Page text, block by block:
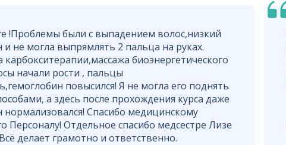
!Проблемы были с выпадением волос,низкий
и не могла выпрямлять 2 пальца на руках.
карбокситерапии,массажа биоэнергетического
начали рости , пальцы
повысился! Я не могла его поднять
а здесь после прохождения курса даже
нормализовался! Спасибо медицинскому
Персоналу! Отдельное спасибо медсестре Лизе
делает грамотно и ответственно.